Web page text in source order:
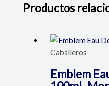
Productos
Caballeros
Emblem